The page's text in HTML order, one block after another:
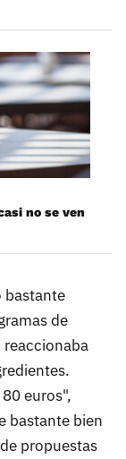
no se ven
bastante
de
reaccionaba
euros",
bastante bien
propuestas